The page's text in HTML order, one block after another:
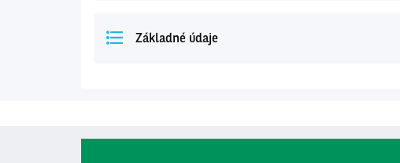
Základné údaje
Segment